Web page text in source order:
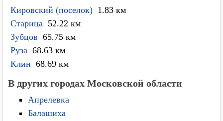
Кировский (поселок) 1.83 км
Старица 52.22 км
Зубцов 65.75 км
Руза 68.63 км
Клин 68.69 км
В других городах Московской области
Апрелевка
Балашиха